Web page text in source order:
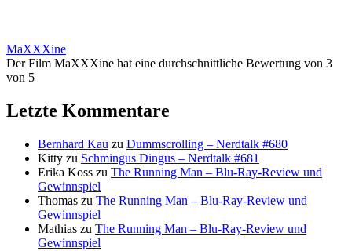
MaXXXine
Der Film MaXXXine hat eine durchschnittliche Bewertung von 3
von 5
Letzte Kommentare
Bernhard Kau zu Dummscrolling – Nerdtalk #680
Kitty zu Schmingus Dingus – Nerdtalk #681
Erika Koss zu The Running Man – Blu-Ray-Review und
Gewinnspiel
Thomas zu The Running Man – Blu-Ray-Review und
Gewinnspiel
Mathias zu The Running Man – Blu-Ray-Review und
Gewinnspiel